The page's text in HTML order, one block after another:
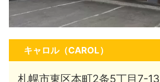
キャロル（CAROL）
札幌市東区本町2条5丁目7-13